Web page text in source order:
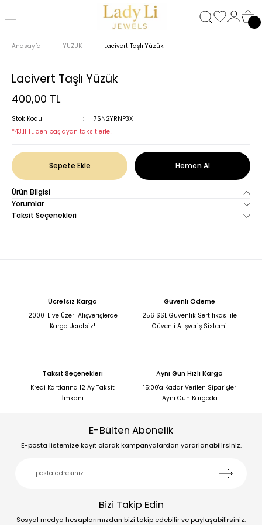
Anasayfa YÜZÜK Lacivert Taşlı Yüzük
Lacivert Taşlı Yüzük
400,00 TL
Stok Kodu
7SN2YRNP3X
*43,11 TL den başlayan taksitlerle!
Sepete Ekle Hemen Al
Ürün Bilgisi
Yorumlar
Taksit Seçenekleri
Ücretsiz Kargo
2000TL ve Üzeri Alışverişlerde
Kargo Ücretsiz!
Güvenli Ödeme
256 SSL Güvenlik Sertifikası ile
Güvenli Alışveriş Sistemi
Taksit Seçenekleri
Kredi Kartlarına 12 Ay Taksit
İmkanı
Aynı Gün Hızlı Kargo
15:00'a Kadar Verilen Siparişler
Aynı Gün Kargoda
E-Bülten Abonelik
E-posta listemize kayıt olarak kampanyalardan yararlanabilirsiniz.
Bizi Takip Edin
Sosyal medya hesaplarımızdan bizi takip edebilir ve paylaşabilirsiniz.